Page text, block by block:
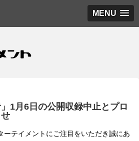
MENU
」1月6日の公開収録中止とプロ
ーテイメントにご注目をいただき誠にあ